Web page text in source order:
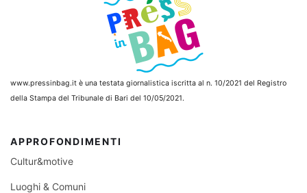
www.pressinbag.it è una testata giornalistica iscritta al n. 10/2021 del Registro
della Stampa del Tribunale di Bari del 10/05/2021.
APPROFONDIMENTI
Cultur&motive
Luoghi & Comuni